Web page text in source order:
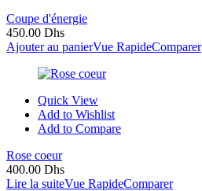
Coupe d'énergie
450.00 Dhs
Ajouter au panierVue RapideComparer
Quick View
Add to Wishlist
Add to Compare
Rose coeur
400.00 Dhs
Lire la suiteVue RapideComparer